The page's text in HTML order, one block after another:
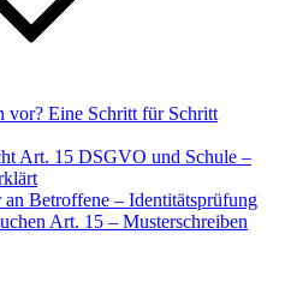
vor? Eine Schritt für Schritt
Art. 15 DSGVO und Schule –
Betroffene – Identitätsprüfung
Art. 15 – Musterschreiben